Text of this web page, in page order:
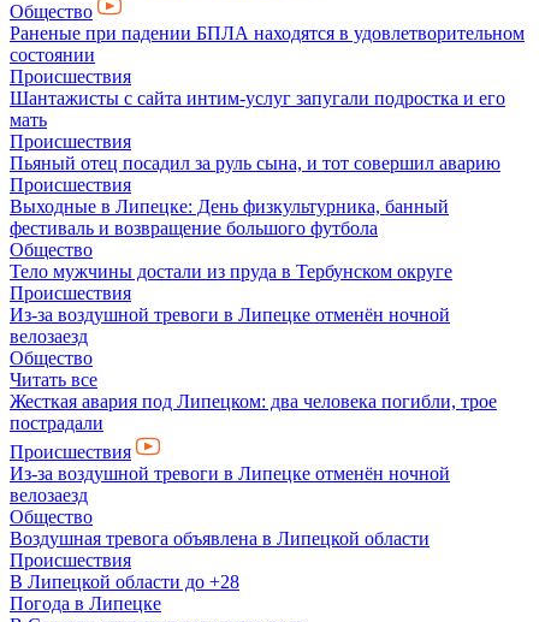
Общество
Раненые при падении БПЛА находятся в удовлетворительном
состоянии
Происшествия
Шантажисты с сайта интим-услуг запугали подростка и его
мать
Происшествия
Пьяный отец посадил за руль сына, и тот совершил аварию
Происшествия
Выходные в Липецке: День физкультурника, банный
фестиваль и возвращение большого футбола
Общество
Тело мужчины достали из пруда в Тербунском округе
Происшествия
Из-за воздушной тревоги в Липецке отменён ночной
велозаезд
Общество
Читать все
Жесткая авария под Липецком: два человека погибли, трое
пострадали
Происшествия
Из-за воздушной тревоги в Липецке отменён ночной
велозаезд
Общество
Воздушная тревога объявлена в Липецкой области
Происшествия
В Липецкой области до +28
Погода в Липецке